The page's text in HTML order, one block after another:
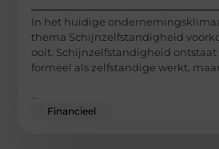
In het huidige
thema Schijnzelfstandigheid
ooit. Schijnzelfstandigheid
formeel als zelfstandige werkt,
Financieel